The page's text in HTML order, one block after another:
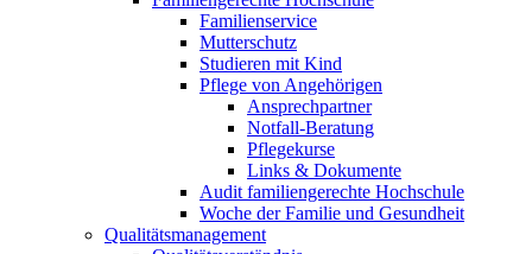
Familienservice
Mutterschutz
Studieren mit Kind
Pflege von Angehörigen
Ansprechpartner
Notfall-Beratung
Pflegekurse
Links & Dokumente
Audit familiengerechte Hochschule
Woche der Familie und Gesundheit
Qualitätsmanagement